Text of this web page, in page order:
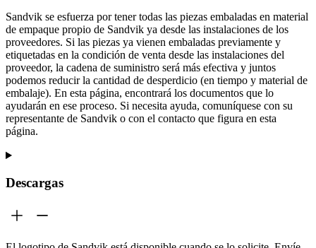
Sandvik se esfuerza por tener todas las piezas embaladas en material
de empaque propio de Sandvik ya desde las instalaciones de los
proveedores. Si las piezas ya vienen embaladas previamente y
etiquetadas en la condición de venta desde las instalaciones del
proveedor, la cadena de suministro será más efectiva y juntos
podemos reducir la cantidad de desperdicio (en tiempo y material de
embalaje). En esta página, encontrará los documentos que lo
ayudarán en ese proceso. Si necesita ayuda, comuníquese con su
representante de Sandvik o con el contacto que figura en esta
página.
Descargas